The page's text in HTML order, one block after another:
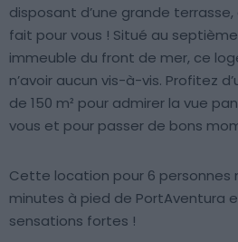
disposant d’une grande
fait pour vous ! Situé au
immeuble du front de mer, ce
n’avoir aucun vis-à-vis. Profitez
de 150 m² pour admirer la vue
vous et pour passer de bons
Cette location pour 6 personnes
minutes à pied de PortAventura
sensations fortes !